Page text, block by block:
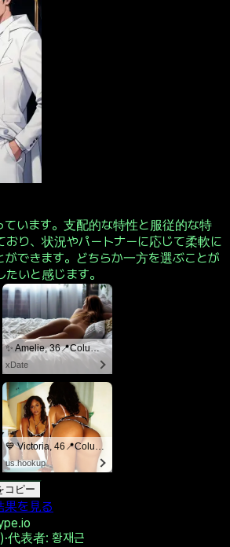
ています。支配的な特性と服従的な特
り、状況やパートナーに応じて柔軟に
できます。どちらか一方を選ぶことが
いと感じます。
✨ Amelie, 36📍Columbus
xDate